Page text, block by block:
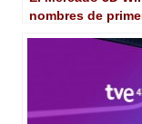
nombres de